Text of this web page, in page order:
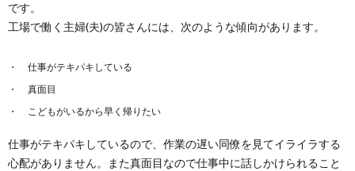
です。
工場で働く主婦(夫)の皆さんには、次のような傾向があります。
仕事がテキパキしている
真面目
こどもがいるから早く帰りたい
仕事がテキパキしているので、作業の遅い同僚を見てイライラする
心配がありません。また真面目なので仕事中に話しかけられること